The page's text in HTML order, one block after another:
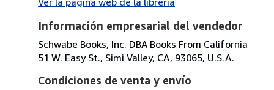
Información empresarial del vendedor
Schwabe Books, Inc. DBA Books From California
51 W. Easy St., Simi Valley, CA, 93065, U.S.A.
Condiciones de venta y envío